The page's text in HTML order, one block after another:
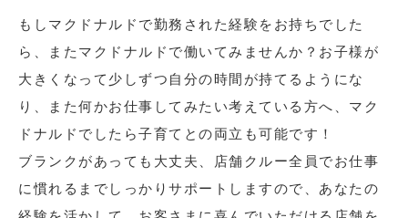
もしマクドナルドで勤務された経験をお持ちでした
ら、またマクドナルドで働いてみませんか？お子様が
大きくなって少しずつ自分の時間が持てるようにな
り、また何かお仕事してみたい考えている方へ、マク
ドナルドでしたら子育てとの両立も可能です！
ブランクがあっても大丈夫、店舗クルー全員でお仕事
に慣れるまでしっかりサポートしますので、あなたの